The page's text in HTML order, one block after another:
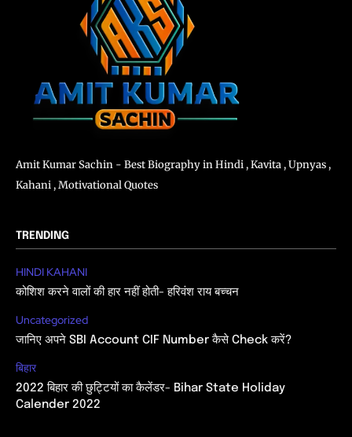
Amit Kumar Sachin - Best Biography in Hindi , Kavita , Upnyas ,
Kahani , Motivational Quotes
TRENDING
HINDI KAHANI
कोशिश करने वालों की हार नहीं होती- हरिवंश राय बच्चन
Uncategorized
जानिए अपने SBI Account CIF Number कैसे Check करें?
बिहार
2022 बिहार की छुट्टियों का कैलेंडर- Bihar State Holiday
Calender 2022